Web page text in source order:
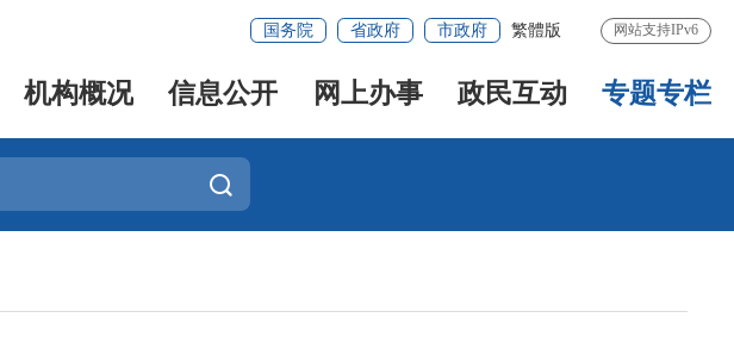
国务院 省政府 市政府 繁體版 网站支持IPv6
机构概况 信息公开 网上办事 政民互动 专题专栏